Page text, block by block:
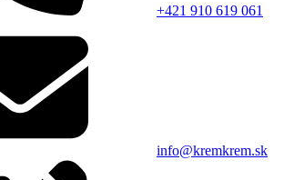
+421 910 619 061
info@kremkrem.sk